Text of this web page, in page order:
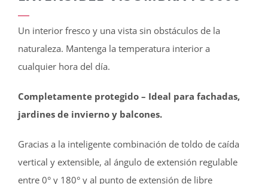
Un interior fresco y una vista sin obstáculos de la
naturaleza. Mantenga la temperatura interior a
cualquier hora del día.
Completamente protegido – Ideal para fachadas,
jardines de invierno y balcones.
Gracias a la inteligente combinación de toldo de caída
vertical y extensible, al ángulo de extensión regulable
entre 0° y 180° y al punto de extensión de libre